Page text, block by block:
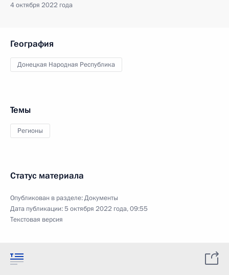
4 октября 2022 года
География
Донецкая Народная Республика
Темы
Регионы
Статус материала
Опубликован в разделе:Документы
Дата публикации:5 октября 2022 года, 09:55
Текстовая версия